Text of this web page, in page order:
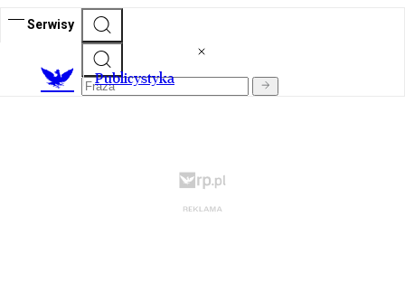
Serwisy
Publicystyka